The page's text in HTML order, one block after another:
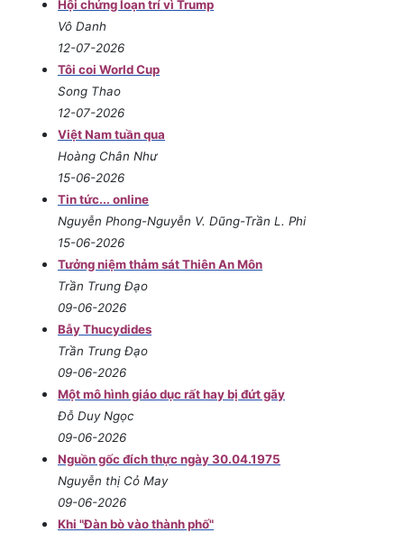
Hội chứng loạn trí vì Trump
Vô Danh
12-07-2026
Tôi coi World Cup
Song Thao
12-07-2026
Việt Nam tuần qua
Hoàng Chân Như
15-06-2026
Tin tức... online
Nguyễn Phong-Nguyễn V. Dũng-Trần L. Phi
15-06-2026
Tưởng niệm thảm sát Thiên An Môn
Trần Trung Đạo
09-06-2026
Bẫy Thucydides
Trần Trung Đạo
09-06-2026
Một mô hình giáo dục rất hay bị đứt gãy
Đỗ Duy Ngọc
09-06-2026
Nguồn gốc đích thực ngày 30.04.1975
Nguyễn thị Cỏ May
09-06-2026
Khi "Đàn bò vào thành phố"